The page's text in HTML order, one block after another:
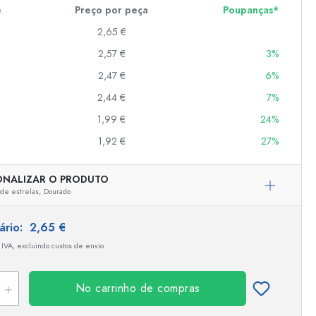
Preço por peça
Poupanças*
2,65 €
2,57 €
3%
2,47 €
6%
2,44 €
7%
1,99 €
24%
1,92 € 27%
O PRODUTO
estrelas, Dourado
2,65 €
excluindo custos de envio
No carrinho de compras